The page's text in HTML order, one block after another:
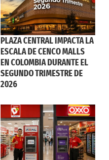
PLAZA CENTRAL IMPACTA LA
ESCALA DE CENCO MALLS
EN COLOMBIA DURANTE EL
SEGUNDO TRIMESTRE DE
2026